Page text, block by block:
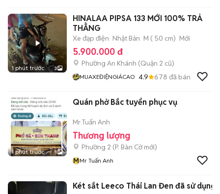
1 phút trước 3
HINALAA PIPSA 133 MỚI 100% TRẢ
THẲNG
Xe đạp điện Nhật Bản M ( 50 cm) Mới
5.900.000 đ
Phường An Khánh (Quận 2 cũ)
MUAXEĐIỆNGIÁCAO 4.9 678 đã bán
1 phút trước 1
Quán phở Bắc tuyển phục vụ
Mr Tuấn Anh
Thương lượng
Phường 2 (P. Bàn Cờmới)
MMr Tuấn Anh
Két sắt Leeco Thái Lan Đen đã sử dụng